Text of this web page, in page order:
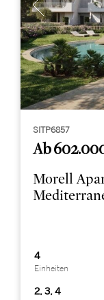
SITP6857
Ab
Morell
4
Einheiten
2, 3, 4